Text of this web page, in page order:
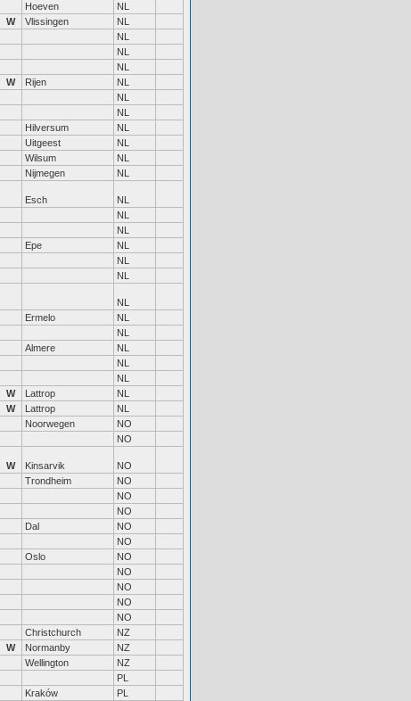
Hoeven
NL
W Vlissingen
NL
NL
NL
NL
W Rijen
NL
NL
NL
Hilversum
NL
Uitgeest
NL
Wilsum
NL
Nijmegen NL
Esch
NL
NL
NL
Epe
NL
NL
NL
NL
Ermelo
NL
NL
Almere
NL
NL
NL
W Lattrop
NL
W Lattrop
NL
Noorwegen
NO
NO
W Kinsarvik
NO
Trondheim
NO
NO
NO
Dal
NO
NO
Oslo
NO
NO
NO
NO
NO
Christchurch
NZ
W Normanby
NZ
Wellington
NZ
PL
Kraków
PL